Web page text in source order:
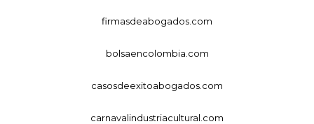
firmasdeabogados.com
bolsaencolombia.com
casosdeexitoabogados.com
carnavalindustriacultural.com